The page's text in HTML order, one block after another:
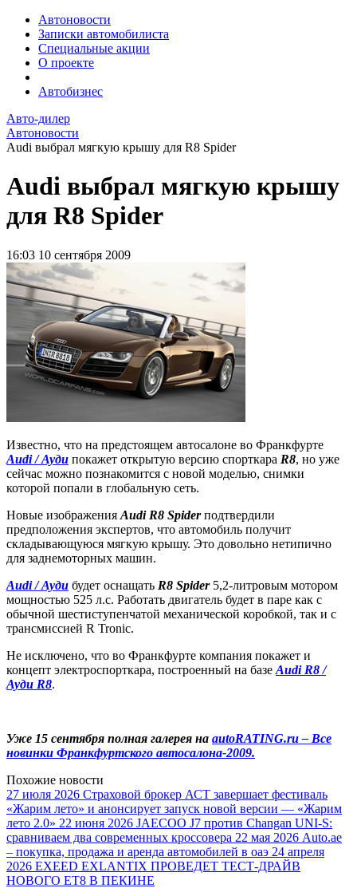
Автоновости
Записки автомобилиста
Специальные акции
О проекте
Автобизнес
Авто-дилер
Автоновости
Audi выбрал мягкую крышу для R8 Spider
Audi выбрал мягкую крышу
для R8 Spider
16:03 10 сентября 2009
Известно, что на предстоящем автосалоне во Франкфурте
Audi / Ауди покажет открытую версию спорткара R8, но уже
сейчас можно познакомится с новой моделью, снимки
которой попали в глобальную сеть.
Новые изображения Audi R8 Spiderподтвердили
предположения экспертов, что автомобиль получит
складывающуюся мягкую крышу. Это довольно нетипично
для заднемоторных машин.
Audi / Ауди будет оснащать R8 Spider5,2-литровым мотором
мощностью 525 л.с. Работать двигатель будет в паре как с
обычной шестиступенчатой механической коробкой, так и с
трансмиссией R Tronic.
Не исключено, что во Франкфурте компания покажет и
концепт электроспорткара, построенный на базе Audi R8 /
Ауди R8.
Уже 15 сентября полная галерея на autoRATING.ru – Все
новинки Франкфуртского автосалона-2009.
Похожие новости
27 июля 2026 Страховой брокер АСТ завершает фестиваль
«Жарим лето» и анонсирует запуск новой версии — «Жарим
лето 2.0» 22 июня 2026 JAECOO J7 против Changan UNI-S:
сравниваем два современных кроссовера 22 мая 2026 Auto.ae
– покупка, продажа и аренда автомобилей в оаэ 24 апреля
2026 EXEED EXLANTIX ПРОВЕДЕТ ТЕСТ-ДРАЙВ
НОВОГО ET8 В ПЕКИНЕ